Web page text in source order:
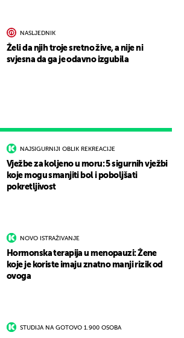
NAJSIGURNIJI OBLIK REKREACIJE
Vježbe za koljeno u moru: 5 sigurnih vježbi
koje mogu smanjiti bol i poboljšati
pokretljivost
NOVO ISTRAŽIVANJE
Hormonska terapija u menopauzi: Žene
koje je koriste imaju znatno manji rizik od
ovoga
STUDIJA NA GOTOVO 1.900 OSOBA
NASLJEDNIK
Želi da njih troje sretno žive, a nije ni
svjesna da ga je odavno izgubila